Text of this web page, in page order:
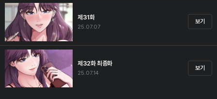
제31화
25.07.07
보기
제32화 최종화
25.07.14
보기